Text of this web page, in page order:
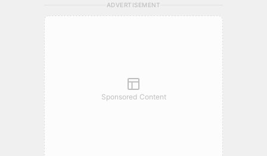
ADVERTISEMENT
Sponsored Content